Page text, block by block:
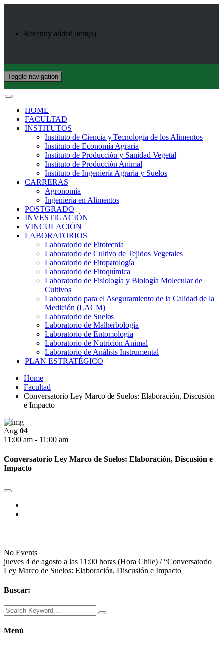
Recently added item(s)
Toggle navigation
HOME
FACULTAD
INSTITUTOS
Instituto de Ciencia y Tecnología de los Alimentos
Instituto de Economía Agraria
Instituto de Producción y Sanidad Vegetal
Instituto de Producción Animal
Instituto de Ingeniería Agraria y Suelos
CARRERAS
Agronomía
Ingeniería en Alimentos
POSTGRADO
INVESTIGACIÓN
VINCULACIÓN
LABORATORIOS
Laboratorio de Fitotecnia
Laboratorio de Cultivo de Tejidos Vegetales
Laboratorio de Fitopatología
Laboratorio de Fitoquímica
Laboratorio de Fisiología y Biología Molecular de
Cultivos
Laboratorio para el Aseguramiento de la Calidad de la
Medición (LACM)
Laboratorio de Suelos
Laboratorio de Malherbología
Laboratorio de Entomología
Laboratorio de Nutrición Animal
Laboratorio de Análisis Instrumental
PLAN ESTRATÉGICO
Home
Facultad
Conversatorio Ley Marco de Suelos: Elaboración, Discusión
e Impacto
Aug 04
11:00 am - 11:00 am
Conversatorio Ley Marco de Suelos: Elaboración, Discusión e
Impacto
No Events
jueves 4 de agosto a las 11:00 horas (Hora Chile) / “Conversatorio
Ley Marco de Suelos: Elaboración, Discusión e Impacto
Buscar:
Menú